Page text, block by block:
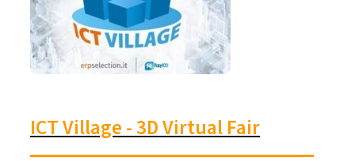
ICT Village - 3D Virtual Fair